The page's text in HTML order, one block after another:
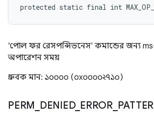
protected static final int
'পোল ফর রেসপন্সিভনেস' কমান্ডের জন্য
অপারেশন সময়
ধ্রুবক মান: ১০০০০ (০x০০০০২৭১০)
PERM DENIED_ ERROR_